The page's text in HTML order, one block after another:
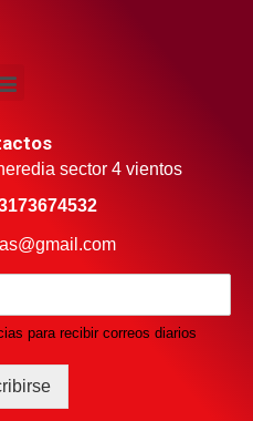
sector 4 vientos
para recibir correos diarios